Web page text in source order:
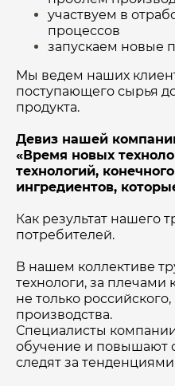
участвуем в
процессов
запускаем новые
Мы ведем наших
поступающего сырья
продукта.
Девиз нашей
«Время новых
технологий,
ингредиентов,
Как результат нашего
потребителей.
В нашем коллективе
технологи, за плечами
не только
производства.
Специалисты
обучение и повышают
следят за